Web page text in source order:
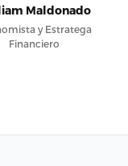
Maldonado
y Estratega
Financiero